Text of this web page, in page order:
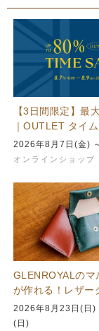
【3日間限定】最
｜OUTLET タイ
2026年8月7日(金)
オンラインショップ
GLENROYALのマ
が作れる！レザー
楽しむワークショ
本店で…
2026年8月23日(日)
(日)